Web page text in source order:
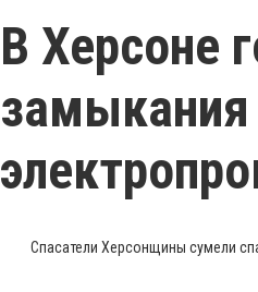
В Херсоне
замыкания
Спасатели Херсонщины сумели